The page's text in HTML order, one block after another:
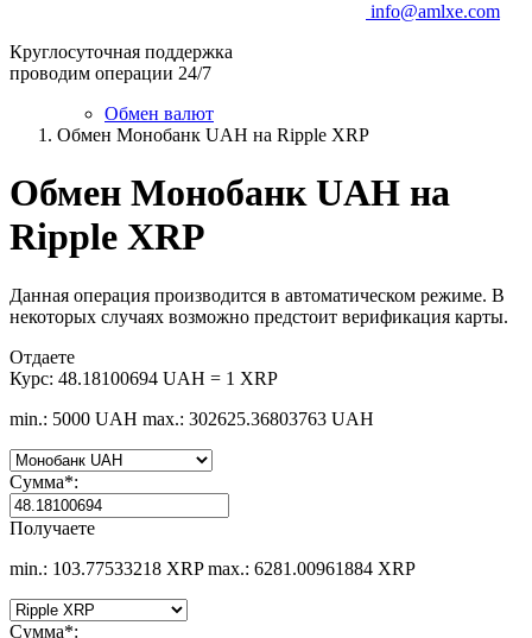
info@amlxe.com
Круглосуточная поддержка
проводим операции 24/7
Обмен валют
Обмен Монобанк UAH на Ripple XRP
Обмен Монобанк UAH на
Ripple XRP
Данная операция производится в автоматическом режиме. В
некоторых случаях возможно предстоит верификация карты.
Отдаете
Курс: 48.18100694 UAH = 1 XRP
min.: 5000 UAH max.: 302625.36803763 UAH
Сумма*:
Получаете
min.: 103.77533218 XRP max.: 6281.00961884 XRP
Сумма*: